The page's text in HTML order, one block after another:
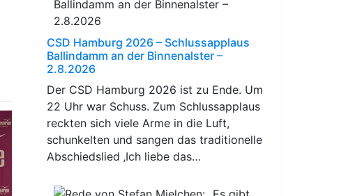
CSD Hamburg 2026 – Schlussapplaus
Ballindamm an der Binnenalster –
2.8.2026
Der CSD Hamburg 2026 ist zu Ende. Um
22 Uhr war Schuss. Zum Schlussapplaus
reckten sich viele Arme in die Luft,
schunkelten und sangen das traditionelle
Abschiedslied ‚Ich liebe das…